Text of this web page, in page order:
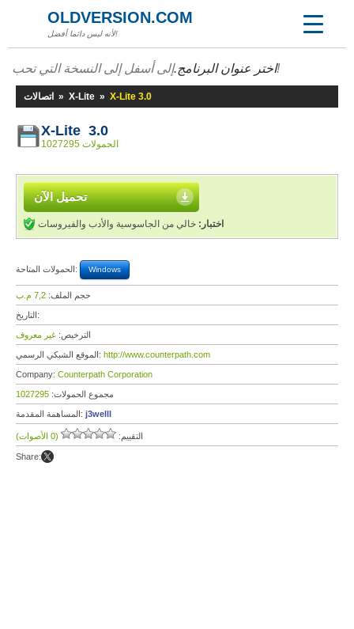
OLDVERSION.COM
لأنه ليس دائما أفضل!
اختر عنوان البرنامج.إلى أسفل إلى النسخة التي تحب!
اتصالات » X-Lite » X-Lite 3.0
X-Lite 3.0
1027295 الحمولات
تحميل الآن
اختبار: خالي من الجاسوسية والأدب والفيروسات
الحمولات المتاحة: Windows
حجم الملف: 7,2 م.ب
التاريخ:
الترخيص: غير معروف
الموقع الشبكي الرسمي: http://www.counterpath.com
Company: Counterpath Corporation
مجموع الحمولات: 1027295
المساهمة المقدمة: j3welll
التقييم: (0 الأصوات)
Share: